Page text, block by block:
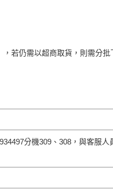
若仍需以超商取貨，則需分
分機309、308，與客服人